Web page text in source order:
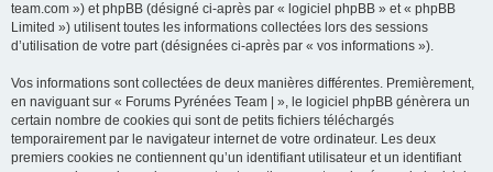
team.com ») et phpBB (désigné ci-après par « logiciel phpBB » et « phpBB
Limited ») utilisent toutes les informations collectées lors des sessions
d’utilisation de votre part (désignées ci-après par « vos informations »).
Vos informations sont collectées de deux manières différentes. Premièrement,
en naviguant sur « Forums Pyrénées Team | », le logiciel phpBB génèrera un
certain nombre de cookies qui sont de petits fichiers téléchargés
temporairement par le navigateur internet de votre ordinateur. Les deux
premiers cookies ne contiennent qu’un identifiant utilisateur et un identifiant